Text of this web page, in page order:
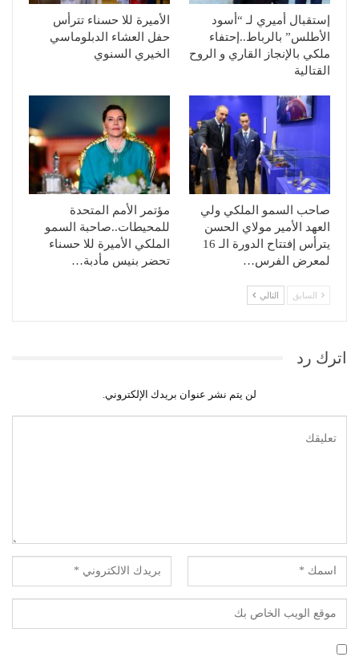
إستقبال أميري لـ “أسود
الأطلس” بالرباط..إحتفاء
ملكي بالإنجاز القاري و الروح
القتالية
الأميرة للا حسناء تترأس
حفل العشاء الدبلوماسي
الخيري السنوي
صاحب السمو الملكي ولي
العهد الأمير مولاي الحسن
يترأس إفتتاح الدورة الـ 16
لمعرض الفرس…
مؤتمر الأمم المتحدة
للمحيطات..صاحبة السمو
الملكي الأميرة للا حسناء
تحضر بنيس مأدبة…
السابق التالي
اترك رد
لن يتم نشر عنوان بريدك الإلكتروني.